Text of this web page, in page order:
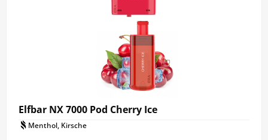
Elfbar NX 7000 Pod Cherry Ice
Menthol, Kirsche